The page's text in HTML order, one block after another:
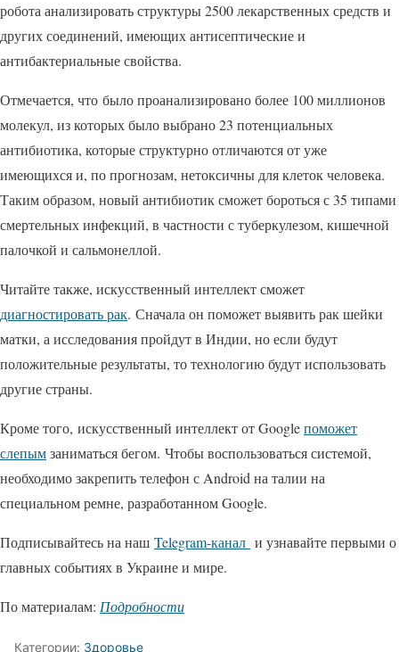
робота анализировать структуры 2500 лекарственных средств и
других соединений, имеющих антисептические и
антибактериальные свойства.
Отмечается, что было проанализировано более 100 миллионов
молекул, из которых было выбрано 23 потенциальных
антибиотика, которые структурно отличаются от уже
имеющихся и, по прогнозам, нетоксичны для клеток человека.
Таким образом, новый антибиотик сможет бороться с 35 типами
смертельных инфекций, в частности с туберкулезом, кишечной
палочкой и сальмонеллой.
Читайте также, искусственный интеллект сможет
диагностировать рак. Сначала он поможет выявить рак шейки
матки, а исследования пройдут в Индии, но если будут
положительные результаты, то технологию будут использовать
другие страны.
Кроме того, искусственный интеллект от Googleпоможет
слепымзаниматься бегом. Чтобы воспользоваться системой,
необходимо закрепить телефон с Android на талии на
специальном ремне, разработанном Google.
Подписывайтесь на наш Telegram-канал и узнавайте первыми о
главных событиях в Украине и мире.
По материалам: Подробности
Категории: Здоровье